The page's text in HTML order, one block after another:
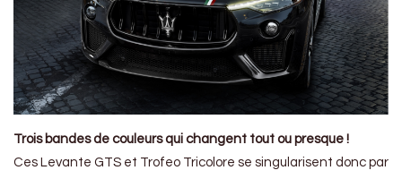
Trois bandes de couleurs qui changent tout ou presque !
Ces Levante GTS et Trofeo Tricolore se singularisent donc par